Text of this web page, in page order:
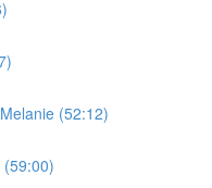
(52:12)
(59:00)